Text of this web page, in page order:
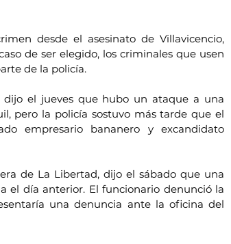
desde el asesinato de Villavicencio,
de ser elegido, los criminales que usen
de la policía.
dijo el jueves que hubo un ataque a una
pero la policía sostuvo más tarde que el
empresario bananero y excandidato
de La Libertad, dijo el sábado que una
el día anterior. El funcionario denunció la
una denuncia ante la oficina del